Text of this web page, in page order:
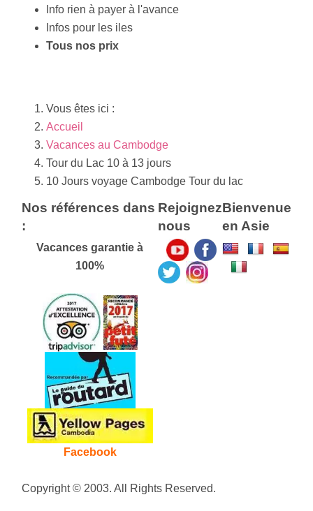
Info rien à payer à l'avance
Infos pour les iles
Tous nos prix
Vous êtes ici :
Accueil
Vacances au Cambodge
Tour du Lac 10 à 13 jours
10 Jours voyage Cambodge Tour du lac
Nos références dans
:
Vacances garantie à
100%
Facebook
Rejoignez
nous
Bienvenue
en Asie
Copyright © 2003. All Rights Reserved.